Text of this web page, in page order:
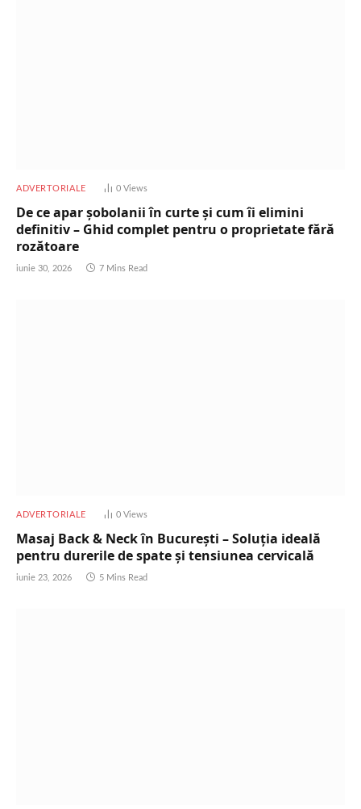
ADVERTORIALE 0 Views
De ce apar șobolanii în curte și cum îi elimini
definitiv – Ghid complet pentru o proprietate fără
rozătoare
iunie 30, 2026 7 Mins Read
ADVERTORIALE 0 Views
Masaj Back & Neck în București – Soluția ideală
pentru durerile de spate și tensiunea cervicală
iunie 23, 2026 5 Mins Read